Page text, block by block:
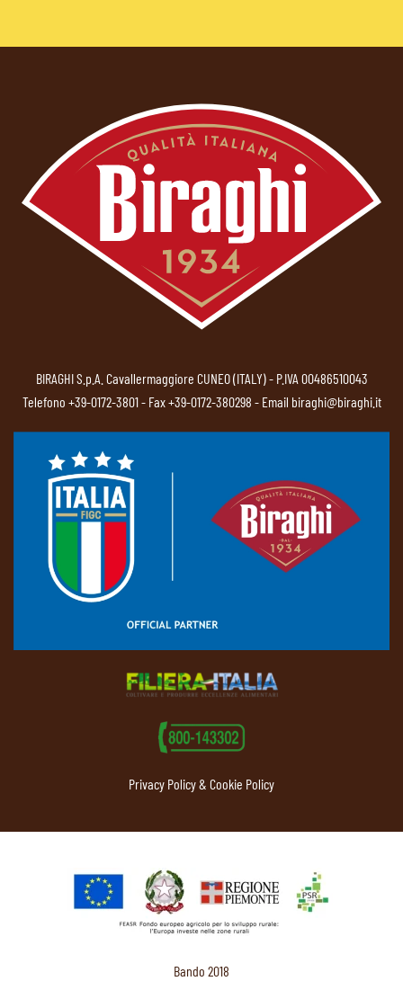
BIRAGHI S.p.A. Cavallermaggiore CUNEO (ITALY) - P.IVA 00486510043
Telefono +39-0172-3801- Fax +39-0172-380298 - Email biraghi@biraghi.it
Privacy Policy & Cookie Policy
Bando 2018